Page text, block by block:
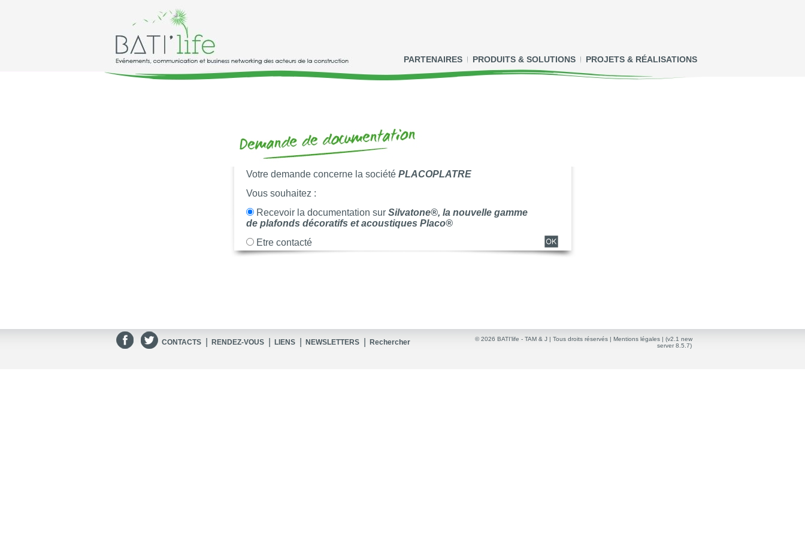
PARTENAIRES PRODUITS & SOLUTIONS PROJETS & RÉALISATIONS
Votre demande concerne la société PLACOPLATRE
Vous souhaitez :
Recevoir la documentation sur Silvatone®, la nouvelle gamme
de plafonds décoratifs et acoustiques Placo®
Etre contacté
CONTACTS RENDEZ-VOUS LIENS NEWSLETTERS Rechercher © 2026 BATI'life - TAM & J | Tous droits réservés | Mentions légales | (v2.1 new
server 8.5.7)